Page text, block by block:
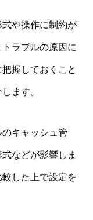
や操作に制約が
ラブルの原因に
握しておくこと
ます。
キャッシュ管
などが影響しま
した上で設定を